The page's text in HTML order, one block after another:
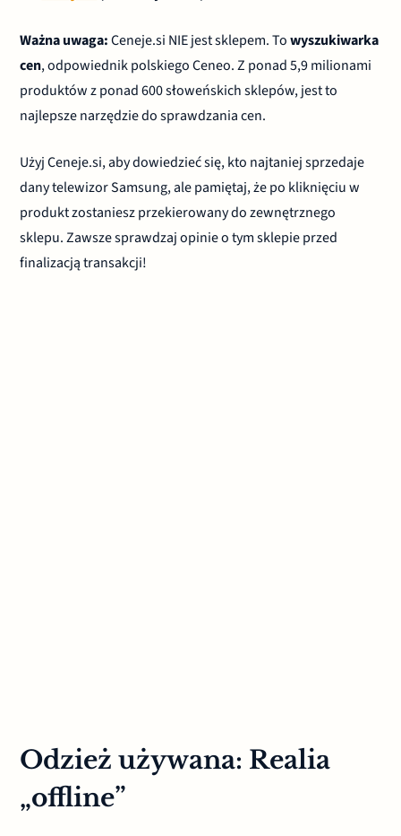
Ważna uwaga:Ceneje.si NIE jest sklepem. Towyszukiwarka
cen, odpowiednik polskiego Ceneo. Z ponad 5,9 milionami
produktów z ponad 600 słoweńskich sklepów, jest to
najlepsze narzędzie do sprawdzania cen.
Użyj Ceneje.si, aby dowiedzieć się, kto najtaniej sprzedaje
dany telewizor Samsung, ale pamiętaj, że po kliknięciu w
produkt zostaniesz przekierowany do zewnętrznego
sklepu. Zawsze sprawdzaj opinie o tym sklepie przed
finalizacją transakcji!
Odzież używana: Realia
„offline”